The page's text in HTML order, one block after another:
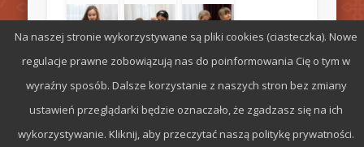
© 2026 Parafia św. Stefana w Radomiu
Na naszej stronie wykorzystywane są pliki cookies (ciasteczka). Nowe
regulacje prawne zobowiązują nas do poinformowania Cię o tym w
wyraźny sposób. Dalsze korzystanie z naszych stron bez zmiany
ustawień przeglądarki będzie oznaczało, że zgadzasz się na ich
wykorzystywanie. Kliknij, aby przeczytać naszą politykę prywatności.